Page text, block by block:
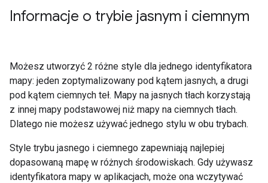
Informacje o trybie jasnym i ciemnym
Możesz utworzyć 2 różne style dla jednego identyfikatora
mapy: jeden zoptymalizowany pod kątem jasnych, a drugi
pod kątem ciemnych teł. Mapy na jasnych tłach korzystają
z innej mapy podstawowej niż mapy na ciemnych tłach.
Dlatego nie możesz używać jednego stylu w obu trybach.
Style trybu jasnego i ciemnego zapewniają najlepiej
dopasowaną mapę w różnych środowiskach. Gdy używasz
identyfikatora mapy w aplikacjach, może ona wczytywać